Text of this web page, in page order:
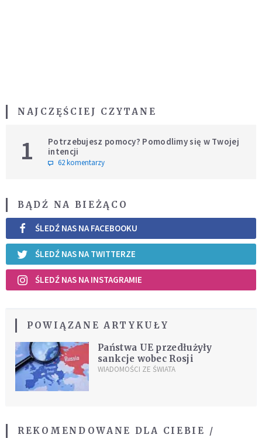
NAJCZĘŚCIEJ CZYTANE
1
Potrzebujesz pomocy? Pomodlimy się w Twojej
intencji
62 komentarzy
BĄDŹ NA BIEŻĄCO
ŚLEDŹ NAS NA FACEBOOKU
ŚLEDŹ NAS NA TWITTERZE
ŚLEDŹ NAS NA INSTAGRAMIE
POWIĄZANE ARTYKUŁY
Państwa UE przedłużyły
sankcje wobec Rosji
WIADOMOŚCI ZE ŚWIATA
REKOMENDOWANE DLA CIEBIE /